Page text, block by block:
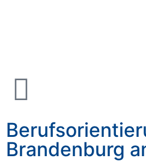
Brandenburg